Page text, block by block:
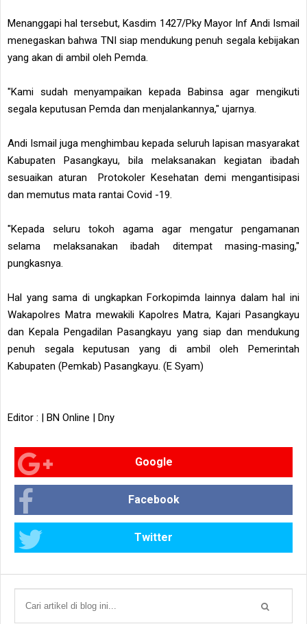
Menanggapi hal tersebut, Kasdim 1427/Pky Mayor Inf Andi Ismail
menegaskan bahwa TNI siap mendukung penuh segala kebijakan
yang akan di ambil oleh Pemda.
"Kami sudah menyampaikan kepada Babinsa agar mengikuti
segala keputusan Pemda dan menjalankannya," ujarnya.
Andi Ismail juga menghimbau kepada seluruh lapisan masyarakat
Kabupaten Pasangkayu, bila melaksanakan kegiatan ibadah
sesuaikan aturan Protokoler Kesehatan demi mengantisipasi
dan memutus mata rantai Covid -19.
"Kepada seluru tokoh agama agar mengatur pengamanan
selama melaksanakan ibadah ditempat masing-masing,"
pungkasnya.
Hal yang sama di ungkapkan Forkopimda lainnya dalam hal ini
Wakapolres Matra mewakili Kapolres Matra, Kajari Pasangkayu
dan Kepala Pengadilan Pasangkayu yang siap dan mendukung
penuh segala keputusan yang di ambil oleh Pemerintah
Kabupaten (Pemkab) Pasangkayu. (E Syam)
Editor : | BN Online | Dny
Google
Facebook
Twitter